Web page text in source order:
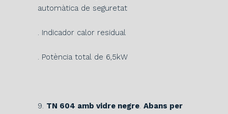
automàtica de seguretat
. Indicador calor residual
. Potència total de 6,5kW
9. TN 604 amb vidre negre. Abans per